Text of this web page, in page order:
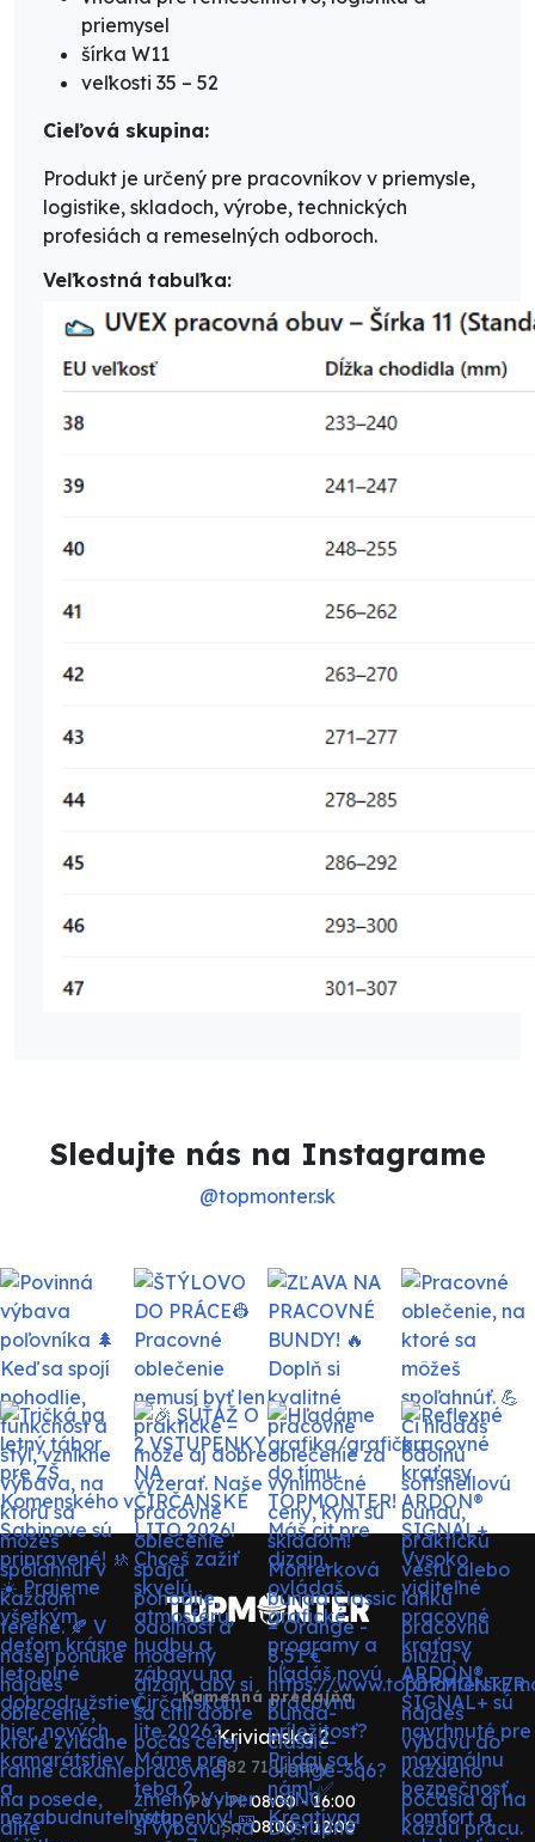
priemysel
šírka W11
veľkosti 35 – 52
Cieľová skupina:
Produkt je určený pre pracovníkov v priemysle,
logistike, skladoch, výrobe, technických
profesiách a remeselných odboroch.
Veľkostná tabuľka:
Sledujte nás na Instagrame
@topmonter.sk
Kamenná predajňa
Krivianska 2
082 71 Lipany
Po - Pi:
So:
08:00 - 16:00
08:00 - 12:00